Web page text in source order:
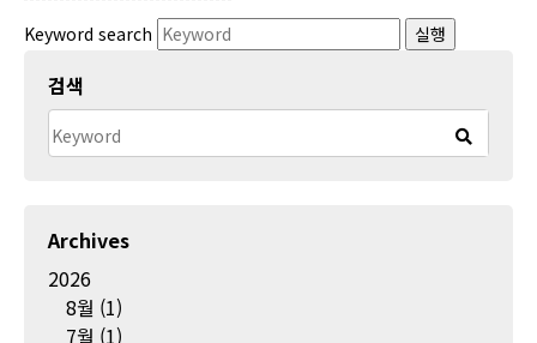
Keyword search 실행
검색
Archives
2026
8월 (1)
7월 (1)